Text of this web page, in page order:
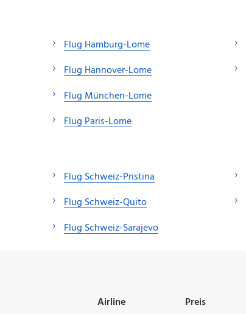
Flug Hamburg-Lome
Flug Hannover-Lome
Flug München-Lome
Flug Paris-Lome
Flug Schweiz-Pristina
Flug Schweiz-Quito
Flug Schweiz-Sarajevo
Airline Preis